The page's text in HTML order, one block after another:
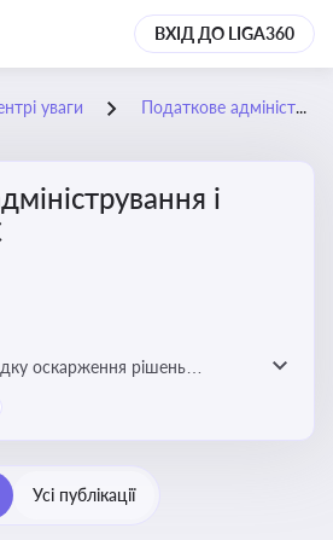
ВХІД ДО LIGA360
уваги Податкове адміністрування і спори з ДПС
і
оскарження рішень
виникають внаслідок
та механізмів захисту прав
Усі публікації